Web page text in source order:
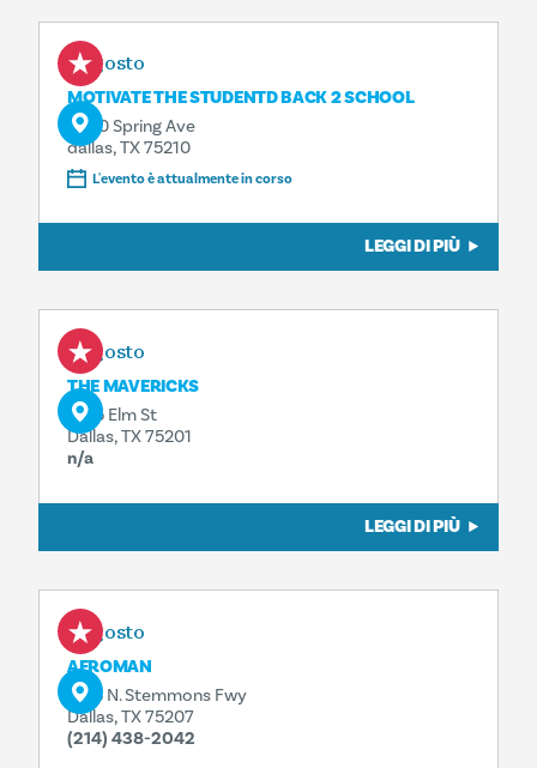
8 agosto
MOTIVATE THE STUDENTD BACK 2 SCHOOL
4500 Spring Ave
dallas, TX 75210
L'evento è attualmente in corso
LEGGI DI PIÙ
8 agosto
THE MAVERICKS
1925 Elm St
Dallas, TX 75201
n/a
LEGGI DI PIÙ
8 agosto
AFROMAN
1323 N. Stemmons Fwy
Dallas, TX 75207
(214) 438-2042